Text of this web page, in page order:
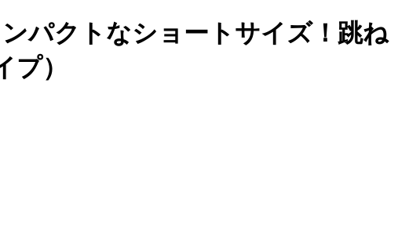
パクトなショートサイズ！跳ね
）